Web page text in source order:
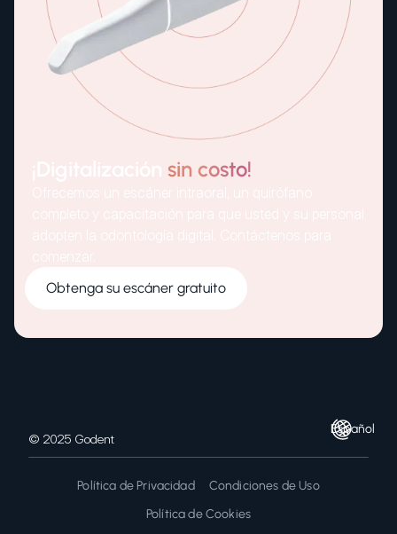
sin costo!
Obtenga su escáner gratuito
© 2025 Godent
Español
Política de Privacidad
Condiciones de Uso
Política de Cookies